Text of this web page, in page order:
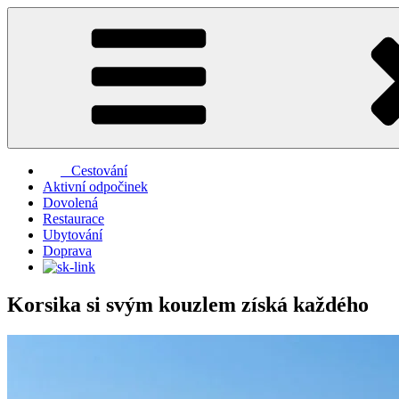
Přejít
Cestování
Aktivní odpočinek
Dovolená
Restaurace
Ubytování
Doprava
Korsika si svým kouzlem získá každého